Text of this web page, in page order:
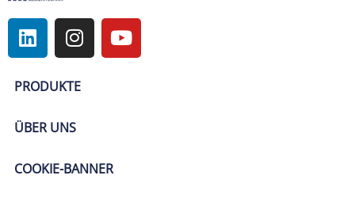
PRODUKTE
ÜBER UNS
COOKIE-BANNER